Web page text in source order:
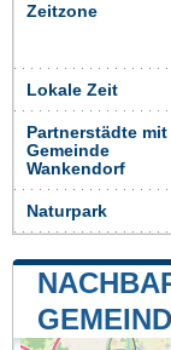
Zeitzone
Lokale Zeit
Partnerstädte mit
Gemeinde
Wankendorf
Naturpark